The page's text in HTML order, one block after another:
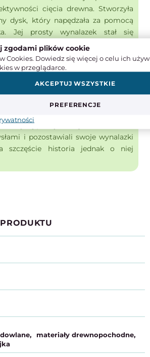
cięcia drewna. Stworzyła
dysk, który napędzała za pomocą
Jej prosty wynalazek stał się
większego urządzenia do
tarczowa szybko stała się
w tartakach. Projekt Babbitt
patentu na swój wynalazek. Chociaż
i ciężką pracę, wierzyli w swobodne
i pozostawiali swoje wynalazki
szczęście historia jednak o niej
materiały drewnopochodne
zgodami plików cookie
Cookies. Dowiedz się więcej o celu ich
w przeglądarce.
PREFERENCJE
AKCEPTUJ WSZYSTKIE